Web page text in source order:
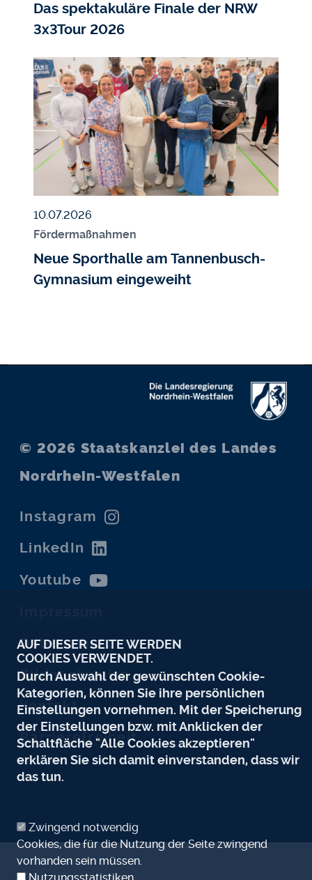
Das spektakuläre Finale der NRW
3x3Tour 2026
Bildmedium
Bild
Veröffentlicht am
10.07.2026
Fördermaßnahmen
Neue Sporthalle am Tannenbusch-
Gymnasium eingeweiht
© 2026 Staatskanzlei des Landes
Nordrhein-Westfalen
Instagram
LinkedIn
Youtube
Datenschutz
Bildnachweise
Kontakt
Barrierefreiheit
AUF DIESER SEITE WERDEN
COOKIES VERWENDET.
Durch Auswahl der gewünschten Cookie-
Kategorien, können Sie ihre persönlichen
Einstellungen vornehmen. Mit der Speicherung
der Einstellungen bzw. mit Anklicken der
Schaltfläche "Alle Cookies akzeptieren"
erklären Sie sich damit einverstanden, dass wir
das tun.
Zwingend notwendig
Cookies, die für die Nutzung der Seite zwingend
vorhanden sein müssen.